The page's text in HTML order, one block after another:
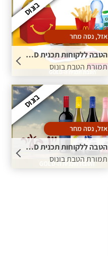
אזל, נסה מחר
בונוס
הטבה ללקוחות תכנית GOLD - ארוחת ילדים במקדונלד'ס ללא עלות תמורת הטבת בונוס
תמורת הטבת בונוס
אזל, נסה מחר
בונוס
הטבה ללקוחות תכנית GOLD - בקבוק יין אחד לבחירה ברשת יין בעיר ללא עלות תמורת הטבת בונוס
תמורת הטבת בונוס